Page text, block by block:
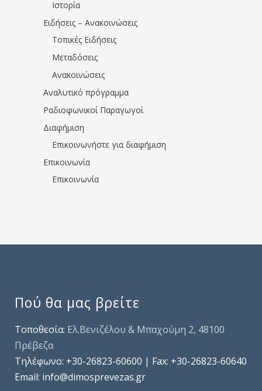
Ιστορία
Ειδήσεις – Ανακοινώσεις
Τοπικές Ειδήσεις
Μεταδόσεις
Ανακοινώσεις
Αναλυτικό πρόγραμμα
Ραδιοφωνικοί Παραγωγοί
Διαφήμιση
Επικοινωνήστε για διαφήμιση
Επικοινωνία
Επικοινωνία
Πού θα μας βρείτε
Τοποθεσία: Ελ.Βενιζέλου & Μπαχούμη 2, 48100
Πρέβεζα
Τηλέφωνo: +30-26823-60600 | Fax: +30-26823-60640
Email: info@dimosprevezas.gr